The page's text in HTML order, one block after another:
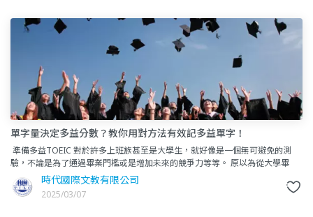
單字量決定多益分數？教你用對方法有效記多益單字！
準備多益TOEIC 對於許多上班族甚至是大學生，就好像是一個無可避免的測
驗，不論是為了通過畢業門檻或是增加未來的競爭力等等。 原以為從大學畢
業，就可以不用再面對英文不好的事實了。
時代國際文教有限公司
2025/03/07